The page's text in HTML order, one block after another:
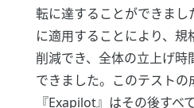
転に達することができま
に適用することにより、
削減でき、全体の立上げ
できました。このテストの
『Exapilot』はその後すべ